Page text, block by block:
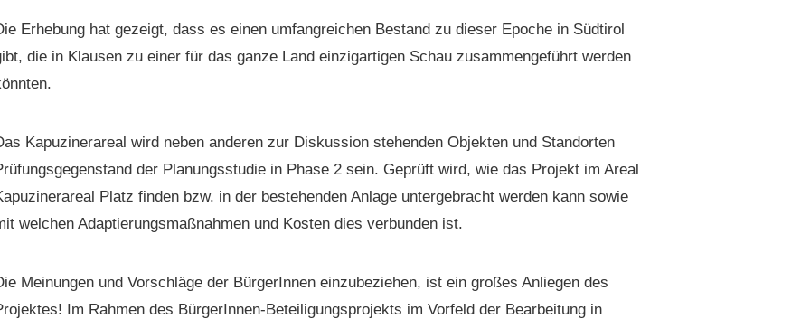
Erhe­bung hat gezeigt, dass es einen umfan­gre­ichen Bestand zu dieser Epoche in Südtirol
die in Klausen zu ein­er für das ganze Land einzi­gar­ti­gen Schau zusam­menge­führt wer­den
Kapuzinerareal wird neben anderen zur Diskus­sion ste­hen­den Objek­ten und Stan­dorten
der Pla­nungsstudie in Phase 2 sein. Geprüft wird, wie das Pro­jekt im Are­al
Platz find­en bzw. in der beste­hen­den Anlage unterge­bracht wer­den kann sowie
welchen Adap­tierungs­maß­nah­men und Kosten dies ver­bun­den ist.
Mei­n­un­gen und Vorschläge der Bürg­erIn­nen einzubeziehen, ist ein großes Anliegen des
Im Rah­men des Bürg­erIn­nen-Beteili­gung­spro­jek­ts im Vor­feld der Bear­beitung in